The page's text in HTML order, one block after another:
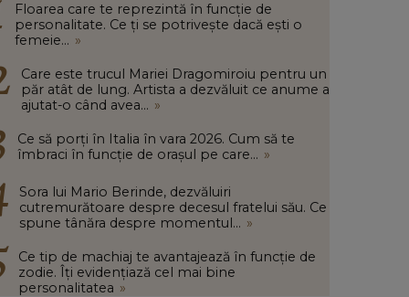
Floarea care te reprezintă în funcție de
personalitate. Ce ți se potrivește dacă ești o
femeie... »
Care este trucul Mariei Dragomiroiu pentru un
păr atât de lung. Artista a dezvăluit ce anume a
ajutat-o când avea... »
Ce să porți în Italia în vara 2026. Cum să te
îmbraci în funcție de orașul pe care... »
Sora lui Mario Berinde, dezvăluiri
cutremurătoare despre decesul fratelui său. Ce
spune tânăra despre momentul... »
Ce tip de machiaj te avantajează în funcție de
zodie. Îți evidențiază cel mai bine
personalitatea »